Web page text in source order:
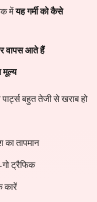
मेंयह गर्मी को कैसे
वापस आते हैं
मूल्य
बहुत तेजी से खराब हो
तापमान
ट्रैफिक
कारें